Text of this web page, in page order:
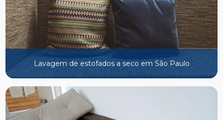
Lavagem de estofados a seco em São Paulo